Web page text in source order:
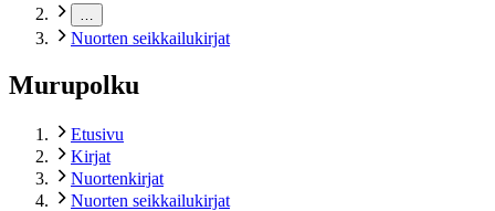
Nuorten seikkailukirjat
Murupolku
Etusivu
Kirjat
Nuortenkirjat
Nuorten seikkailukirjat